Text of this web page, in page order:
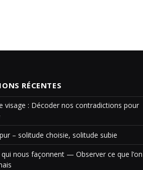
RÉCENTES
visage : Décoder nos contradictions pour
– solitude choisie, solitude subie
qui nous façonnent — Observer ce que l’on